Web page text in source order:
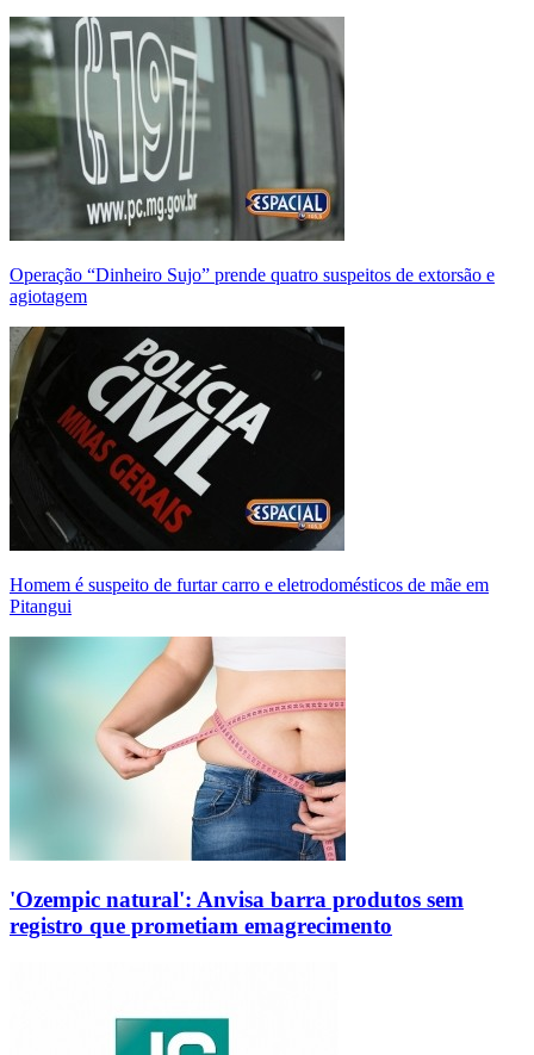
Operação “Dinheiro Sujo” prende quatro suspeitos de extorsão e
agiotagem
Homem é suspeito de furtar carro e eletrodomésticos de mãe em
Pitangui
'Ozempic natural': Anvisa barra produtos sem
registro que prometiam emagrecimento